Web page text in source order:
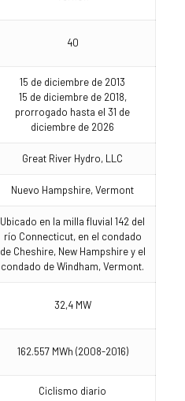
40
15 de diciembre de 2013
15 de diciembre de 2018,
prorrogado hasta el 31 de
diciembre de 2026
Great River Hydro, LLC
Nuevo Hampshire, Vermont
Ubicado en la milla fluvial 142 del
río Connecticut, en el condado
de Cheshire, New Hampshire y el
condado de Windham, Vermont.
32,4 MW
162.557 MWh (2008-2016)
Ciclismo diario